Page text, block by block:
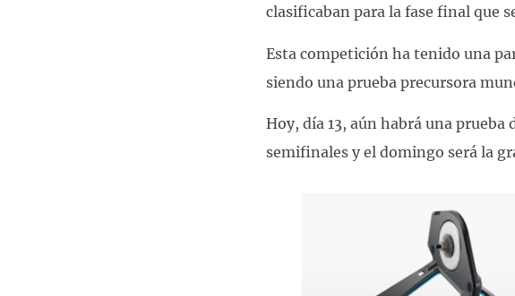
clasificaban para la fase final que
Esta competición ha tenido una
siendo una prueba precursora
Hoy, día 13, aún habrá una
semifinales y el domingo será la